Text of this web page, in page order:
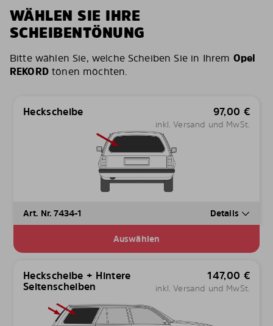
WÄHLEN SIE IHRE
SCHEIBENTÖNUNG
Bitte wählen Sie, welche Scheiben Sie in Ihrem Opel
REKORDtönen möchten.
Heckscheibe 97,00 €
inkl. Versand und MwSt.
Art. Nr. 7434-1 Details
Auswählen
Heckscheibe + Hintere
Seitenscheiben
147,00 €
inkl. Versand und MwSt.